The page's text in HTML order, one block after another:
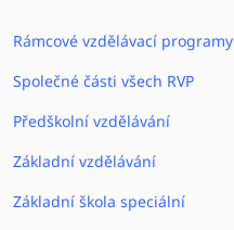
Rámcové vzdělávací programy
Společné části všech RVP
Předškolní vzdělávání
Základní vzdělávání
Základní škola speciální